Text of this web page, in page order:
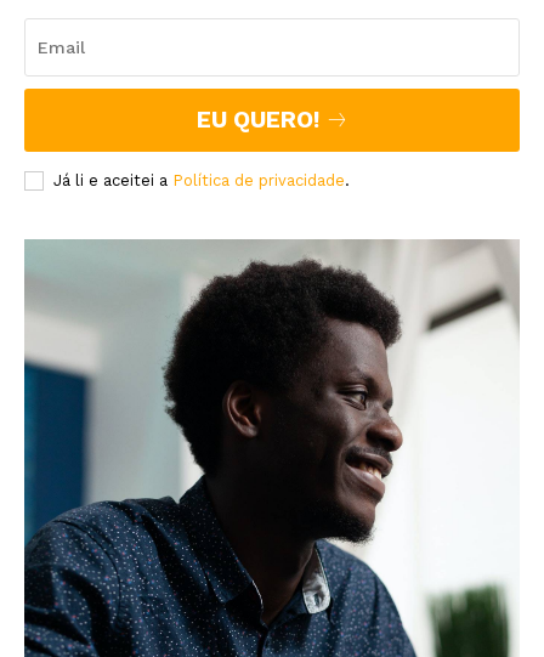
EU QUERO!
Já li e aceitei a Política de privacidade.